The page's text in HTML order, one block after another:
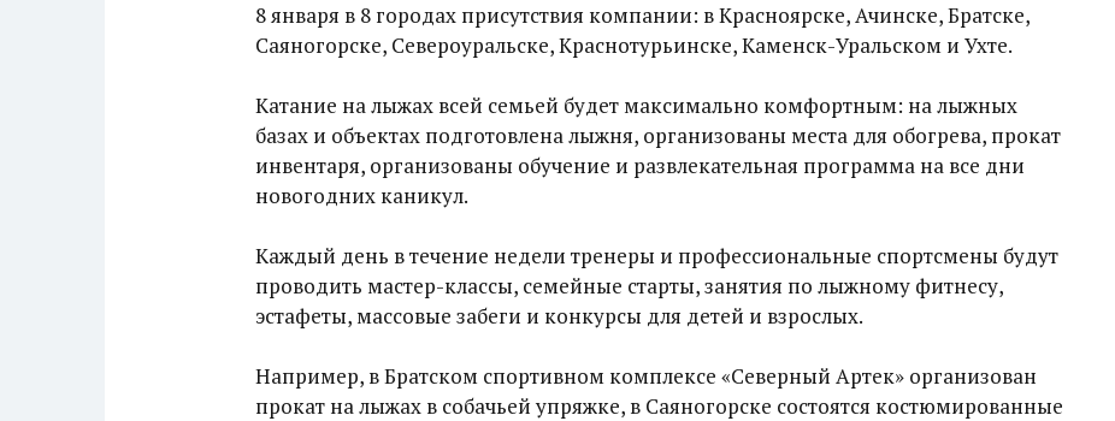
8 января в 8 городах присутствия компании: в Красноярске, Ачинске, Братске,
Саяногорске, Североуральске, Краснотурьинске, Каменск-Уральском и Ухте.
Катание на лыжах всей семьей будет максимально комфортным: на лыжных
базах и объектах подготовлена лыжня, организованы места для обогрева, прокат
инвентаря, организованы обучение и развлекательная программа на все дни
новогодних каникул.
Каждый день в течение недели тренеры и профессиональные спортсмены будут
проводить мастер-классы, семейные старты, занятия по лыжному фитнесу,
эстафеты, массовые забеги и конкурсы для детей и взрослых.
Например, в Братском спортивном комплексе «Северный Артек» организован
прокат на лыжах в собачьей упряжке, в Саяногорске состоятся костюмированные